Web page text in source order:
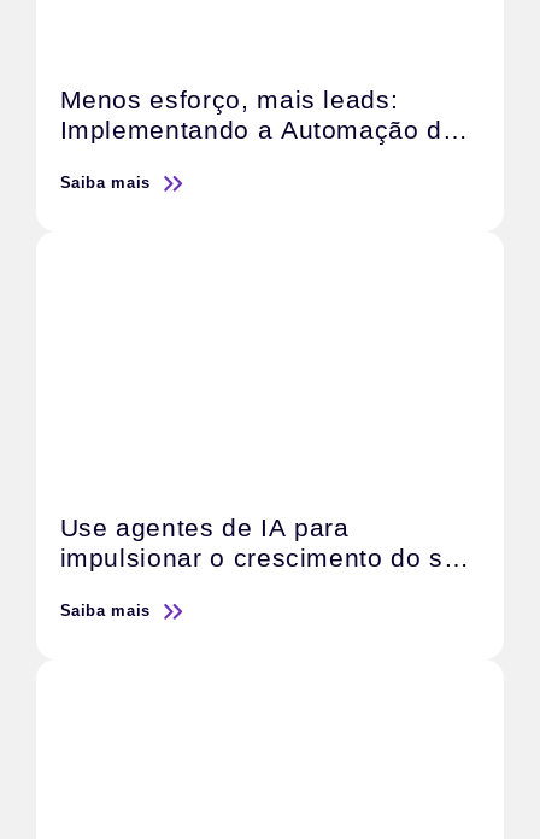
Menos esforço, mais leads:
Implementando a Automação de
Saiba mais
Use agentes de IA para
impulsionar o crescimento do seu
Saiba mais